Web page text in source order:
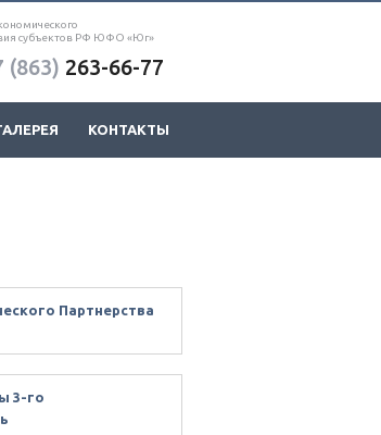
субъектов РФ ЮФО «Юг»
(863) 263-66-77
КОНТАКТЫ
Партнерства
3-го